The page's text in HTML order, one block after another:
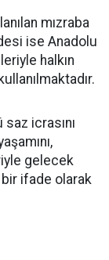
mızraba
ise Anadolu
halkın
saz icrasını
gelecek
ifade olarak